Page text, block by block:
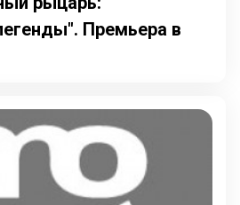
Премьера в